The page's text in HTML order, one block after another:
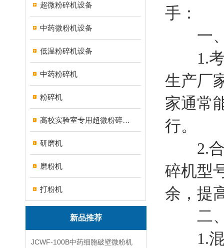
超微粉碎机设备
中药微粉机设备
低温粉碎机设备
中药粉碎机
粉碎机
高校实验室专用超微粉碎机设备
研磨机
磨粉机
打粉机
新品推荐
JCWF-100B中药细胞破壁微粉机
手：
一、
1.考
生产厂
家通常
行。
2.合
碎机型
余，提
二、
1.混